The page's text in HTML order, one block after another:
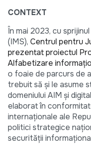
CONTEXT
În mai 2023, cu
(IMS), Centrul pentru
prezentat proiectul
Alfabetizare
o foaie de parcurs de
trebuit să și le asume
domeniului AIM și
elaborat în
internaționale ale
politici strategice
securității